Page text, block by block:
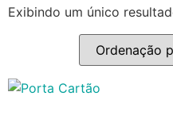
Exibindo um único